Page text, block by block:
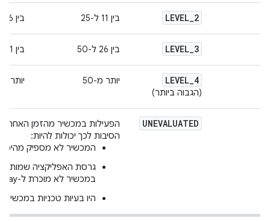
LEVEL_2 בין 11 ל-25 בין 6 ל-10
LEVEL_3 בין 26 ל-50 בין 11 ל-15
LEVEL_4
(הגבוה ביותר)
יותר מ-50 יותר מ-
UNEVALUATED
הפעילות במכשיר מהזמן
הסיבות לכך יכולות להיות:
המכשיר לא מספיק מהימן.
גרסת האפליקציה
במכשיר לא מוכרת ל-Google Play.
היו בעיות טכניות במכשיר.